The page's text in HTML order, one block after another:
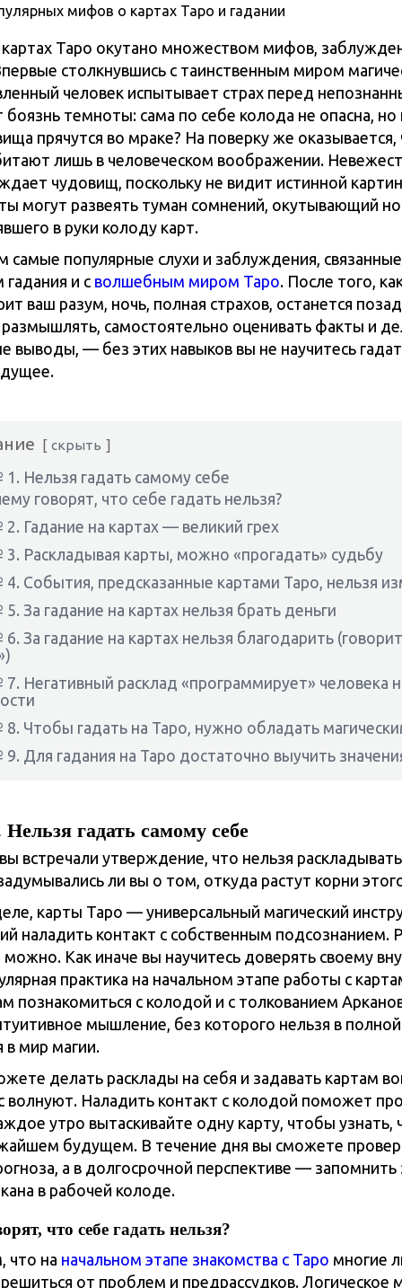
картах Таро окутано множеством мифов,
столкнувшись с таинственным миром
человек испытывает страх перед
темноты: сама по себе колода не опасна, но
прячутся во мраке? На поверку же оказывается,
лишь в человеческом воображении.
чудовищ, поскольку не видит истинной
могут развеять туман сомнений, окутывающий
в руки колоду карт.
самые популярные слухи и заблуждения, связанные
гадания и с волшебным миром Таро. После того,
ваш разум, ночь, полная страхов, останется
самостоятельно оценивать факты и
выводы, — без этих навыков вы не научитесь
скрыть
Нельзя гадать самому себе
говорят, что себе гадать нельзя?
Гадание на картах — великий грех
Раскладывая карты, можно «прогадать» судьбу
События, предсказанные картами Таро, нельзя
За гадание на картах нельзя брать деньги
За гадание на картах нельзя благодарить
Негативный расклад «программирует» человека
Чтобы гадать на Таро, нужно обладать
Для гадания на Таро достаточно выучить
гадать самому себе
встречали утверждение, что нельзя
ли вы о том, откуда растут корни
карты Таро — универсальный магический
наладить контакт с собственным подсознанием.
можно. Как иначе вы научитесь доверять своему
практика на начальном этапе работы с
познакомиться с колодой и с толкованием
мышление, без которого нельзя в
в мир магии.
делать расклады на себя и задавать картам
волнуют. Наладить контакт с колодой поможет
утро вытаскивайте одну карту, чтобы узнать,
будущем. В течение дня вы сможете
а в долгосрочной перспективе — запомнить
в рабочей колоде.
что себе гадать нельзя?
что на начальном этапе знакомства с Таро многие
от проблем и предрассудков. Логическое